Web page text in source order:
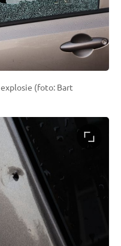
(foto: Bart